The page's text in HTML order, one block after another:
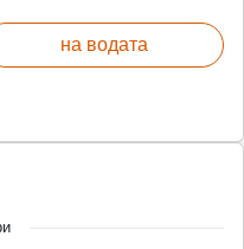
на водата